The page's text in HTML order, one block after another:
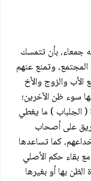
جمعاء، بأن تتمسك
المجتمع، وتمنع عنهم
الأب والزوج والأخ
سوء ظن الآخرين؛
( الجلباب ) ما يغطي
على أصحاب
كما تساعدها
بقاء حكم الأصلي
الظن بها أو بغيرها